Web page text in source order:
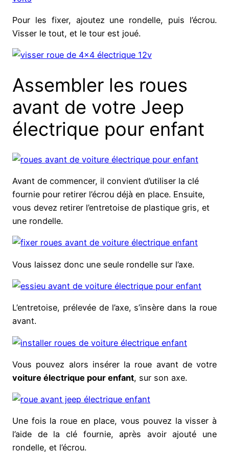
Pour les fixer, ajoutez une rondelle, puis l’écrou.
Visser le tout, et le tour est joué.
Assembler les roues
avant de votre Jeep
électrique pour enfant
Avant de commencer, il convient d’utiliser la clé
fournie pour retirer l’écrou déjà en place. Ensuite,
vous devez retirer l’entretoise de plastique gris, et
une rondelle.
Vous laissez donc une seule rondelle sur l’axe.
L’entretoise, prélevée de l’axe, s’insère dans la roue
avant.
Vous pouvez alors insérer la roue avant de votre
voiture électrique pour enfant, sur son axe.
Une fois la roue en place, vous pouvez la visser à
l’aide de la clé fournie, après avoir ajouté une
rondelle, et l’écrou.